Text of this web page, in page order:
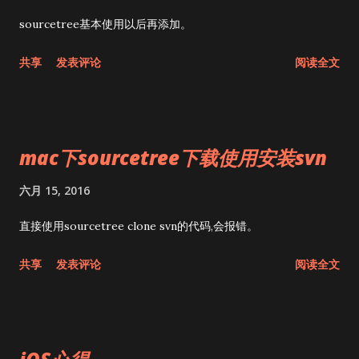
sourcetree基本使用以后再添加。
共享 发表评论 阅读全文
mac下sourcetree下载使用安装svn
六月 15, 2016
直接使用sourcetree clone svn的代码,会报错。
共享 发表评论 阅读全文